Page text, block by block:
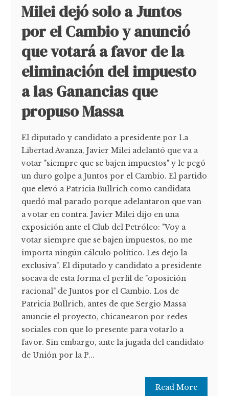
Milei dejó solo a Juntos
por el Cambio y anunció
que votará a favor de la
eliminación del impuesto
a las Ganancias que
propuso Massa
El diputado y candidato a presidente por La
Libertad Avanza, Javier Milei adelantó que va a
votar "siempre que se bajen impuestos" y le pegó
un duro golpe a Juntos por el Cambio. El partido
que elevó a Patricia Bullrich como candidata
quedó mal parado porque adelantaron que van
a votar en contra. Javier Milei dijo en una
exposición ante el Club del Petróleo: "Voy a
votar siempre que se bajen impuestos, no me
importa ningún cálculo político. Les dejo la
exclusiva". El diputado y candidato a presidente
socava de esta forma el perfil de "oposición
racional" de Juntos por el Cambio. Los de
Patricia Bullrich, antes de que Sergio Massa
anuncie el proyecto, chicanearon por redes
sociales con que lo presente para votarlo a
favor. Sin embargo, ante la jugada del candidato
de Unión por la P...
Read More